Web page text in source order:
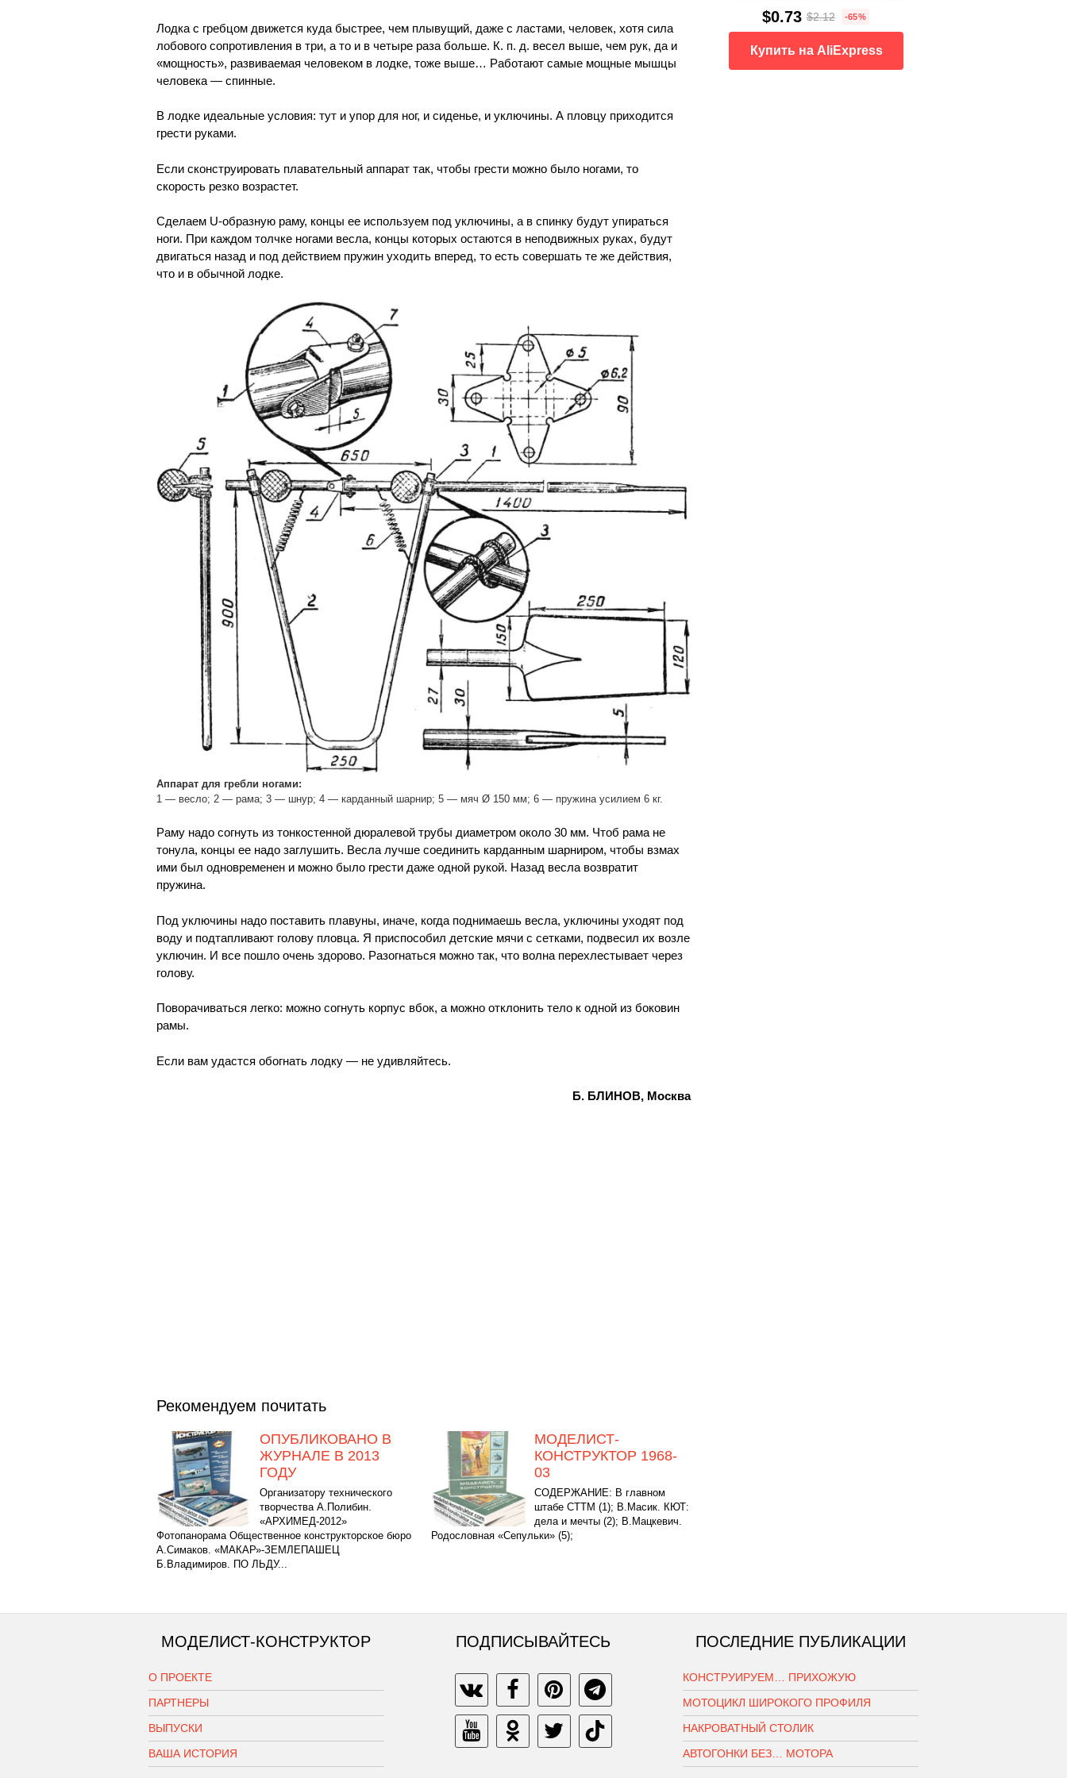
Лодка с гребцом движется куда быстрее, чем плывущий, даже с ластами, человек, хотя сила
лобового сопротивления в три, а то и в четыре раза больше. К. п. д. весел выше, чем рук, да и
«мощность», развиваемая человеком в лодке, тоже выше… Работают самые мощные мышцы
человека — спинные.
В лодке идеальные условия: тут и упор для ног, и сиденье, и уключины. А пловцу приходится
грести руками.
Если сконструировать плавательный аппарат так, чтобы грести можно было ногами, то
скорость резко возрастет.
Сделаем U-образную раму, концы ее используем под уключины, а в спинку будут упираться
ноги. При каждом толчке ногами весла, концы которых остаются в неподвижных руках, будут
двигаться назад и под действием пружин уходить вперед, то есть совершать те же действия,
что и в обычной лодке.
Аппарат для гребли ногами:
1 — весло; 2 — рама; 3 — шнур; 4 — карданный шарнир; 5 — мяч Ø 150 мм; 6 — пружина усилием 6 кг.
Раму надо согнуть из тонкостенной дюралевой трубы диаметром около 30 мм. Чтоб рама не
тонула, концы ее надо заглушить. Весла лучше соединить карданным шарниром, чтобы взмах
ими был одновременен и можно было грести даже одной рукой. Назад весла возвратит
пружина.
Под уключины надо поставить плавуны, иначе, когда поднимаешь весла, уключины уходят под
воду и подтапливают голову пловца. Я приспособил детские мячи с сетками, подвесил их возле
уключин. И все пошло очень здорово. Разогнаться можно так, что волна перехлестывает через
голову.
Поворачиваться легко: можно согнуть корпус вбок, а можно отклонить тело к одной из боковин
рамы.
Если вам удастся обогнать лодку — не удивляйтесь.
Б. БЛИНОВ, Москва
Рекомендуем почитать
ОПУБЛИКОВАНО В
ЖУРНАЛЕ В 2013
ГОДУ
Организатору технического
творчества А.Полибин.
«АРХИМЕД-2012»
Фотопанорама Общественное конструкторское бюро
А.Симаков. «МАКАР»-ЗЕМЛЕПАШЕЦ
Б.Владимиров. ПО ЛЬДУ...
МОДЕЛИСТ-
КОНСТРУКТОР 1968-
03
СОДЕРЖАНИЕ: В главном
штабе СТТМ (1); В.Масик. КЮТ:
дела и мечты (2); В.Мацкевич.
Родословная «Сепульки» (5);
$0.73 $2.12 -65%
Купить на AliExpress
МОДЕЛИСТ-КОНСТРУКТОР
О ПРОЕКТЕ
ПАРТНЕРЫ
ВЫПУСКИ
ВАША ИСТОРИЯ
ПОДПИСЫВАЙТЕСЬ ПОСЛЕДНИЕ ПУБЛИКАЦИИ
КОНСТРУИРУЕМ… ПРИХОЖУЮ
МОТОЦИКЛ ШИРОКОГО ПРОФИЛЯ
НАКРОВАТНЫЙ СТОЛИК
АВТОГОНКИ БЕЗ… МОТОРА